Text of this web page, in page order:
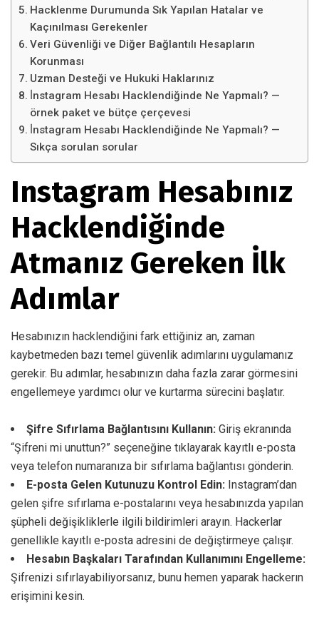
Hacklenme Durumunda Sık Yapılan Hatalar ve
Kaçınılması Gerekenler
Veri Güvenliği ve Diğer Bağlantılı Hesapların
Korunması
Uzman Desteği ve Hukuki Haklarınız
İ̇nstagram Hesabı Hacklendiğinde Ne Yapmalı? —
örnek paket ve bütçe çerçevesi
İ̇nstagram Hesabı Hacklendiğinde Ne Yapmalı? —
Sıkça sorulan sorular
Instagram Hesabınız
Hacklendiğinde
Atmanız Gereken İlk
Adımlar
Hesabınızın hacklendiğini fark ettiğiniz an, zaman
kaybetmeden bazı temel güvenlik adımlarını uygulamanız
gerekir. Bu adımlar, hesabınızın daha fazla zarar görmesini
engellemeye yardımcı olur ve kurtarma sürecini başlatır.
Şifre Sıfırlama Bağlantısını Kullanın: Giriş ekranında
“Şifreni mi unuttun?” seçeneğine tıklayarak kayıtlı e-posta
veya telefon numaranıza bir sıfırlama bağlantısı gönderin.
E-posta Gelen Kutunuzu Kontrol Edin: Instagram’dan
gelen şifre sıfırlama e-postalarını veya hesabınızda yapılan
şüpheli değişikliklerle ilgili bildirimleri arayın. Hackerlar
genellikle kayıtlı e-posta adresini de değiştirmeye çalışır.
Hesabın Başkaları Tarafından Kullanımını Engelleme:
Şifrenizi sıfırlayabiliyorsanız, bunu hemen yaparak hackerın
erişimini kesin.